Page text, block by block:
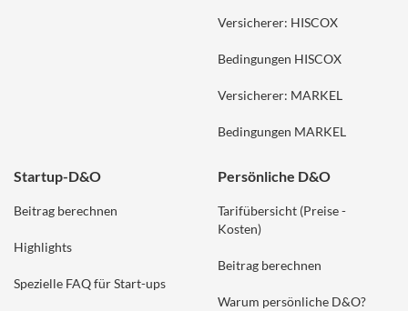
Versicherer: HISCOX
Bedingungen HISCOX
Versicherer: MARKEL
Bedingungen MARKEL
Startup-D&O
Beitrag berechnen
Highlights
Spezielle FAQ für Start-ups
Persönliche D&O
Tarifübersicht (Preise -
Kosten)
Beitrag berechnen
Warum persönliche D&O?